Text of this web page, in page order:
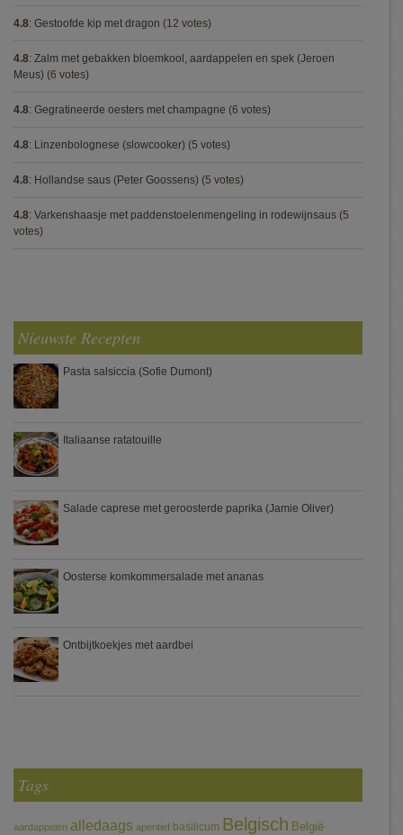
4.8: Gestoofde kip met dragon (12 votes)
4.8: Zalm met gebakken bloemkool, aardappelen en spek (Jeroen
Meus) (6 votes)
4.8: Gegratineerde oesters met champagne (6 votes)
4.8: Linzenbolognese (slowcooker) (5 votes)
4.8: Hollandse saus (Peter Goossens) (5 votes)
4.8: Varkenshaasje met paddenstoelenmengeling in rodewijnsaus (5
votes)
Nieuwste Recepten
Pasta salsiccia (Sofie Dumont)
Italiaanse ratatouille
Salade caprese met geroosterde paprika (Jamie Oliver)
Oosterse komkommersalade met ananas
Ontbijtkoekjes met aardbei
Tags
aardappelen alledaags aperitief basilicum Belgisch België